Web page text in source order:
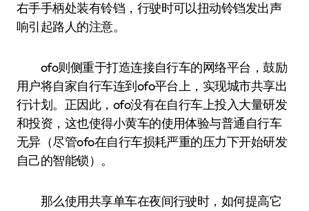
右手手柄处装有铃铛，行驶时可以扭动铃铛发出声
响引起路人的注意。
ofo则侧重于打造连接自行车的网络平台，鼓励
用户将自家自行车连到ofo平台上，实现城市共享出
行计划。正因此，ofo没有在自行车上投入大量研发
和投资，这也使得小黄车的使用体验与普通自行车
无异（尽管ofo在自行车损耗严重的压力下开始研发
自己的智能锁）。
那么使用共享单车在夜间行驶时，如何提高它